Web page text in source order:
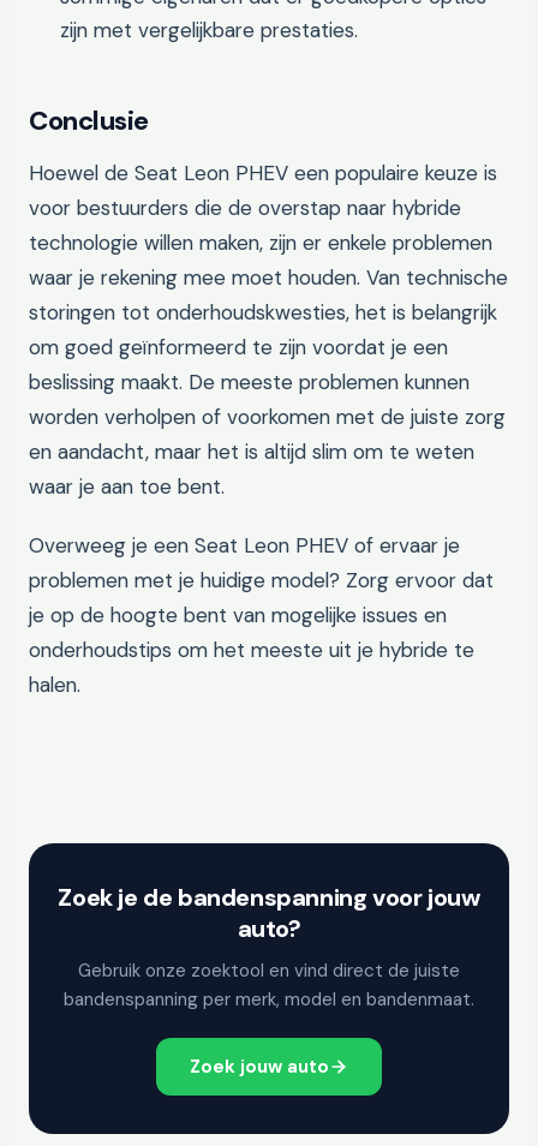
zijn met vergelijkbare prestaties.
Conclusie
Hoewel de Seat Leon PHEV een populaire keuze is
voor bestuurders die de overstap naar hybride
technologie willen maken, zijn er enkele problemen
waar je rekening mee moet houden. Van technische
storingen tot onderhoudskwesties, het is belangrijk
om goed geïnformeerd te zijn voordat je een
beslissing maakt. De meeste problemen kunnen
worden verholpen of voorkomen met de juiste zorg
en aandacht, maar het is altijd slim om te weten
waar je aan toe bent.
Overweeg je een Seat Leon PHEV of ervaar je
problemen met je huidige model? Zorg ervoor dat
je op de hoogte bent van mogelijke issues en
onderhoudstips om het meeste uit je hybride te
halen.
Zoek je de bandenspanning voor jouw
auto?
Gebruik onze zoektool en vind direct de juiste
bandenspanning per merk, model en bandenmaat.
Zoek jouw auto